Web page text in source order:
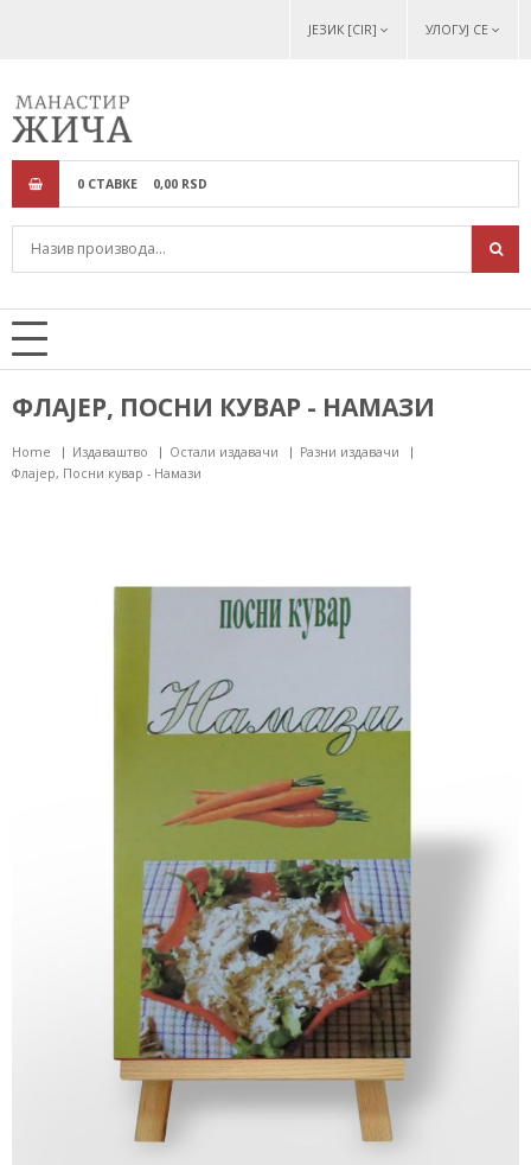
ЈЕЗИК [CIR] УЛОГУЈ СЕ
0 СТАВКЕ 0,00 RSD
ФЛАЈЕР, ПОСНИ КУВАР - НАМАЗИ
Home Издаваштво Остали издавачи
Разни издавачи
Флајер, Посни кувар - Намази